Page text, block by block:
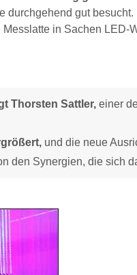
durchgehend gut
in Sachen LED-
Thorsten Sattler, einer
und die neue
den Synergien, die sich